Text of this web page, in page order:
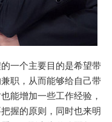
一个主要目的是希望带
职，从而能够给自己带
能增加一些工作经验，
握的原则，同时也来明